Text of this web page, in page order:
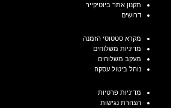
תקנון אתר ביוטיקייר
דרושים
מקרא סטטוסי הזמנה
מדיניות משלוחים
מעקב משלוחים
נוהל ביטול עסקה
מדיניות פרטיות
הצהרת נגישות